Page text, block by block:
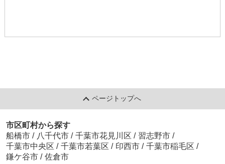
ページトップへ
市区町村から探す
船橋市 / 八千代市 / 千葉市花見川区 / 習志野市 /
千葉市中央区 / 千葉市若葉区 / 印西市 / 千葉市稲毛区 /
鎌ケ谷市 / 佐倉市